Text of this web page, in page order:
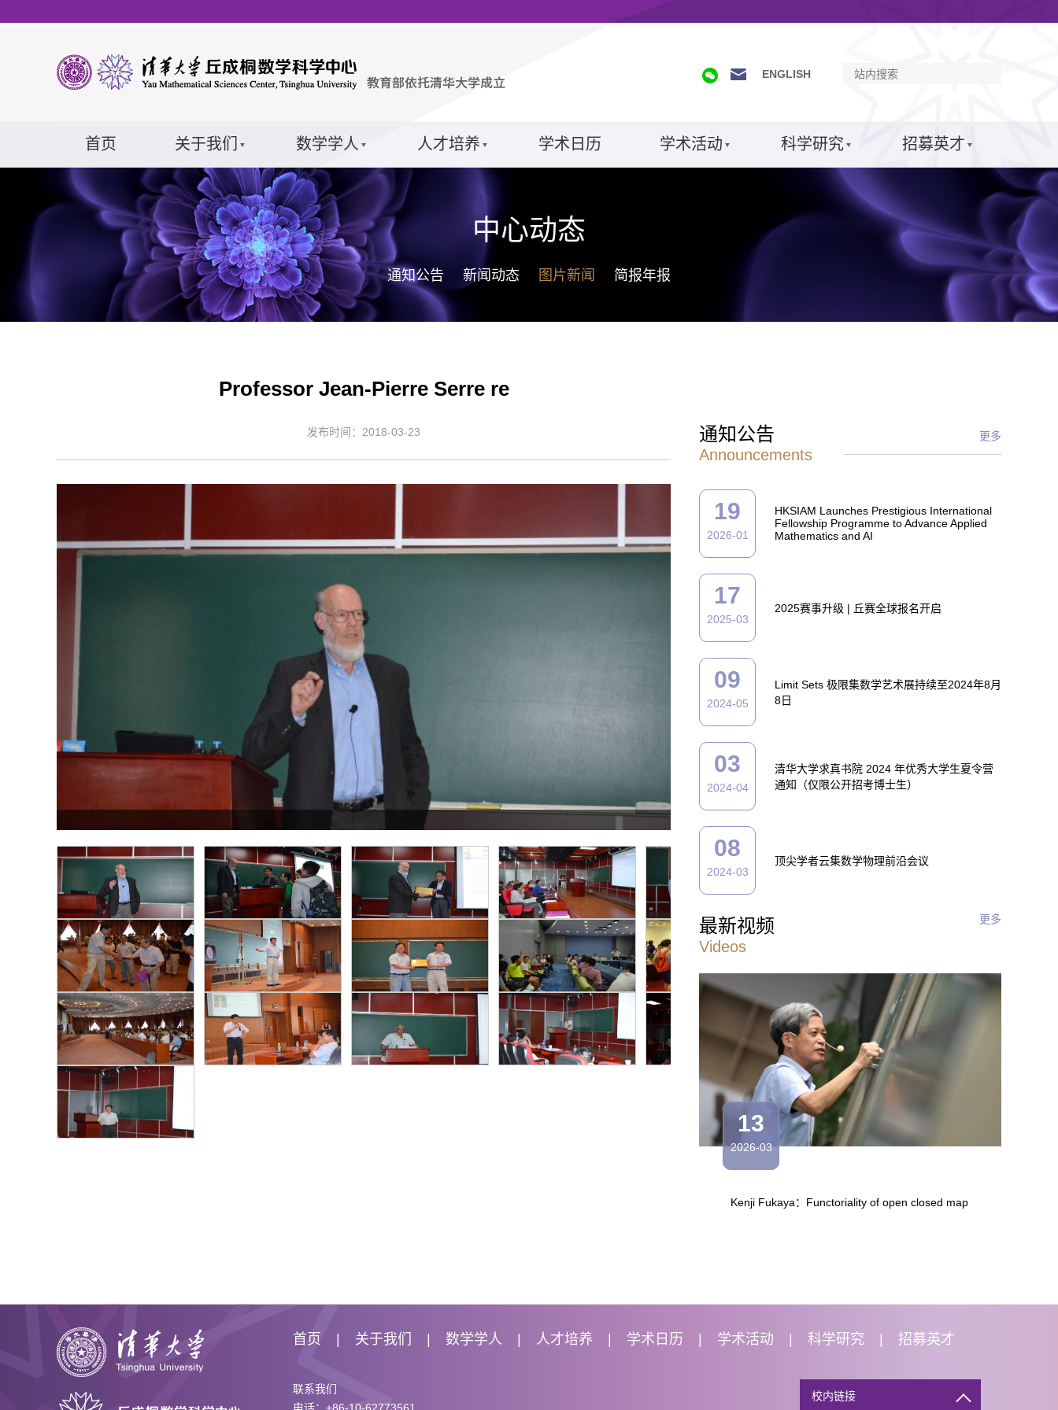
ENGLISH
首页 关于我们 数学学人 人才培养 学术日历 学术活动 科学研究 招募英才
中心动态
通知公告 新闻动态 图片新闻 简报年报
Professor Jean-Pierre Serre re
发布时间：2018-03-23 通知公告
Announcements
更多
19
2026-01
HKSIAM Launches Prestigious International
Fellowship Programme to Advance Applied
Mathematics and AI
17
2025-03
2025赛事升级 | 丘赛全球报名开启
09
2024-05
Limit Sets 极限集数学艺术展持续至2024年8月
8日
03
2024-04
清华大学求真书院 2024 年优秀大学生夏令营
通知（仅限公开招考博士生）
08
2024-03
顶尖学者云集数学物理前沿会议
最新视频
Videos
更多
13
2026-03
Kenji Fukaya：Functoriality of open closed map
首页 关于我们 数学学人 人才培养 学术日历 学术活动 科学研究 招募英才
联系我们
电话：+86-10-62773561
校内链接